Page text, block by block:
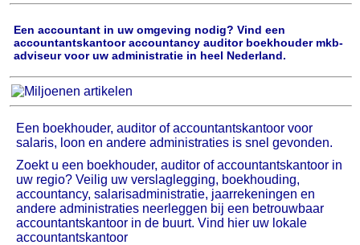
Een accountant in uw omgeving nodig? Vind een
accountantskantoor accountancy auditor boekhouder mkb-
adviseur voor uw administratie in heel Nederland.
Een boekhouder, auditor of accountantskantoor voor
salaris, loon en andere administraties is snel gevonden.
Zoekt u een boekhouder, auditor of accountantskantoor in
uw regio? Veilig uw verslaglegging, boekhouding,
accountancy, salarisadministratie, jaarrekeningen en
andere administraties neerleggen bij een betrouwbaar
accountantskantoor in de buurt. Vind hier uw lokale
accountantskantoor